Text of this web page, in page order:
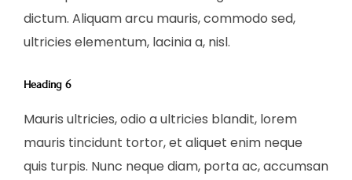
dictum. Aliquam arcu mauris, commodo sed,
ultricies elementum, lacinia a, nisl.
Heading 6
Mauris ultricies, odio a ultricies blandit, lorem
mauris tincidunt tortor, et aliquet enim neque
quis turpis. Nunc neque diam, porta ac, accumsan